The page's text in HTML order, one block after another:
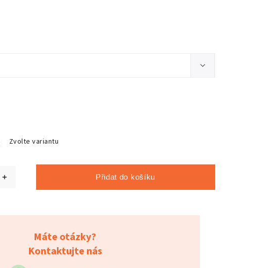
Zvolte variantu
Přidat do košíku
Máte otázky?
Kontaktujte nás